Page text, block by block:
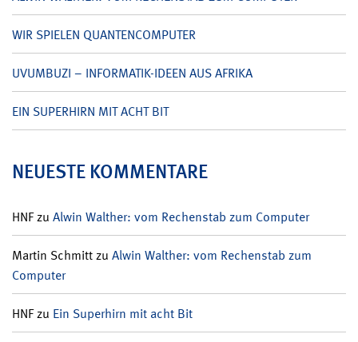
WIR SPIELEN QUANTENCOMPUTER
UVUMBUZI – INFORMATIK-IDEEN AUS AFRIKA
EIN SUPERHIRN MIT ACHT BIT
NEUESTE KOMMENTARE
HNFzu Alwin Walther: vom Rechenstab zum Computer
Martin Schmittzu Alwin Walther: vom Rechenstab zum
Computer
HNFzu Ein Superhirn mit acht Bit